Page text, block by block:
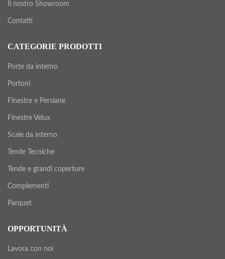
Il nostro Showroom
Contatti
CATEGORIE PRODOTTI
Porte da interno
Portoni
Finestre e Persiane
Finestre Velux
Scale da interno
Tende Tecniche
Tende e grandi coperture
Complementi
Parquet
OPPORTUNITÀ
Lavora con noi